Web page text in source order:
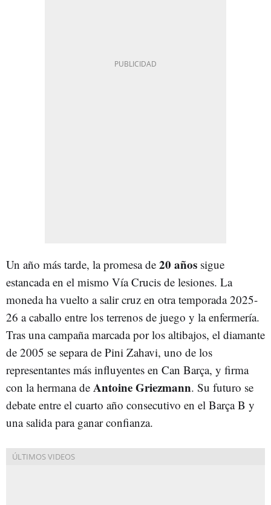
Un año más tarde, la promesa de 20 años sigue
estancada en el mismo Vía Crucis de lesiones. La
moneda ha vuelto a salir cruz en otra temporada 2025-
26 a caballo entre los terrenos de juego y la enfermería.
Tras una campaña marcada por los altibajos, el diamante
de 2005 se separa de Pini Zahavi, uno de los
representantes más influyentes en Can Barça, y firma
con la hermana de Antoine Griezmann. Su futuro se
debate entre el cuarto año consecutivo en el Barça B y
una salida para ganar confianza.